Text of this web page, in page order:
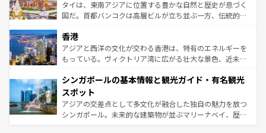
ーチミン市のフランス統治時代の建物も、独特の雰囲気を
醸し出している。また、バラエティの豊かさとおいしさで
とつ。フォーやバインミー、ベトナムコーヒーなどは、ぜ
ひ現地で味わいたい。どの地域を訪れてもあたたかい人々
が旅行者を迎えてくれるので、きっと忘れられない旅にな
参照してほしい。
タイは、東南アジアに位置する豊かな自然と歴史が息づく
国だ。首都バンコクは高層ビルが立ち並ぶ一方、伝統的な
の活気が交差している。北部ではチェンマイなどの山岳地
帯で自然と触れ合い、南部ではプーケットやクラビの美し
いビーチでリゾート気分を楽しむことができる。タイ料理
激する。気候は一年中温暖で、どの季節にも異なる楽しみ
が待っている。親しみやすいタイの人々、仏教を中心とし
た文化、そして多様な観光資源が、訪れる旅人を魅了し続
ける。 なお、新着のタイ情報はコンテンツ一覧を参照して
香港
アジアと西洋の文化が交わる香港は、特有のエネルギーを
もっている。ヴィクトリア湾に広がる壮大な景色、近未来
み、どこを訪れても感動するはず。観光スポットが密集し
ており、効率よく見どころを回れるのも魅力。息をのむよ
うな絶景から文化的な体験まで、香港を存分に楽しみ尽く
そう。 なお、新着の香港情報はコンテンツ一覧を参照して
シンガポールの基本情報と観光ガイド・有名観光
スポット
アジアの交差点として多文化が融合した独自の魅力を放つ
シンガポール。未来的な建築物が並ぶマリーナベイ、歴史